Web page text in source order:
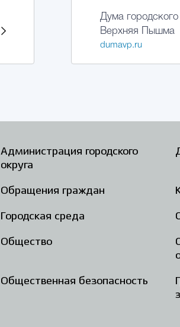
Дума городского
Верхняя Пышма
dumavp.ru
Администрация городского
округа
Обращения граждан
Городская среда
Общество
Общественная безопасность